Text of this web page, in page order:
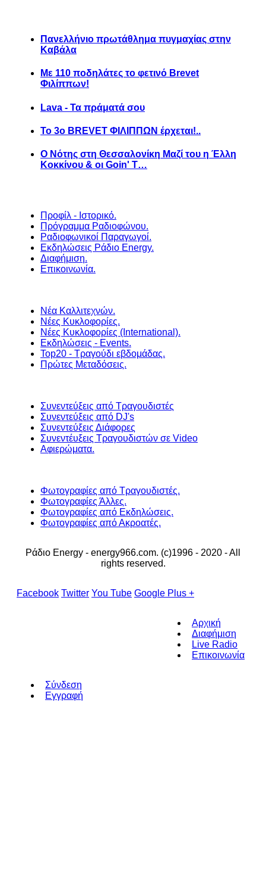
Πανελλήνιο πρωτάθλημα πυγμαχίας στην
Καβάλα
Με 110 ποδηλάτες το φετινό Brevet
Φιλίππων!
Lava - Τα πράματά σου
Το 3ο BREVET ΦΙΛΙΠΠΩΝ έρχεται!..
Ο Νότης στη Θεσσαλονίκη Μαζί του η Έλλη
Κοκκίνου & οι Goin' T…
Προφίλ - Ιστορικό.
Πρόγραμμα Ραδιοφώνου.
Ραδιοφωνικοί Παραγωγοί.
Εκδηλώσεις Ράδιο Energy.
Διαφήμιση.
Επικοινωνία.
Νέα Καλλιτεχνών.
Νέες Κυκλοφορίες.
Νέες Κυκλοφορίες (International).
Εκδηλώσεις - Events.
Top20 - Τραγούδι εβδομάδας.
Πρώτες Μεταδόσεις.
Συνεντεύξεις από Τραγουδιστές
Συνεντεύξεις από DJ's
Συνεντεύξεις Διάφορες
Συνεντέυξεις Τραγουδιστών σε Video
Αφιερώματα.
Φωτογραφίες από Τραγουδιστές.
Φωτογραφίες Άλλες.
Φωτογραφίες από Εκδηλώσεις.
Φωτογραφίες από Ακροατές.
Ράδιο Energy - energy966.com. (c)1996 - 2020 - All
rights reserved.
Facebook Twitter You Tube Google Plus +
Αρχική
Διαφήμιση
Live Radio
Επικοινωνία
Σύνδεση
Εγγραφή